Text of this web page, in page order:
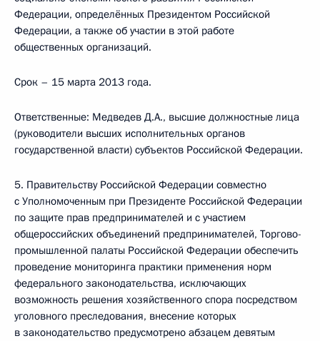
Федерации, определённых Президентом Российской
Федерации, а также об участии в этой работе
общественных организаций.
Срок – 15 марта 2013 года.
Ответственные: Медведев Д.А., высшие должностные лица
(руководители высших исполнительных органов
государственной власти) субъектов Российской Федерации.
5. Правительству Российской Федерации совместно
с Уполномоченным при Президенте Российской Федерации
по защите прав предпринимателей и с участием
общероссийских объединений предпринимателей, Торгово-
промышленной палаты Российской Федерации обеспечить
проведение мониторинга практики применения норм
федерального законодательства, исключающих
возможность решения хозяйственного спора посредством
уголовного преследования, внесение которых
в законодательство предусмотрено абзацем девятым